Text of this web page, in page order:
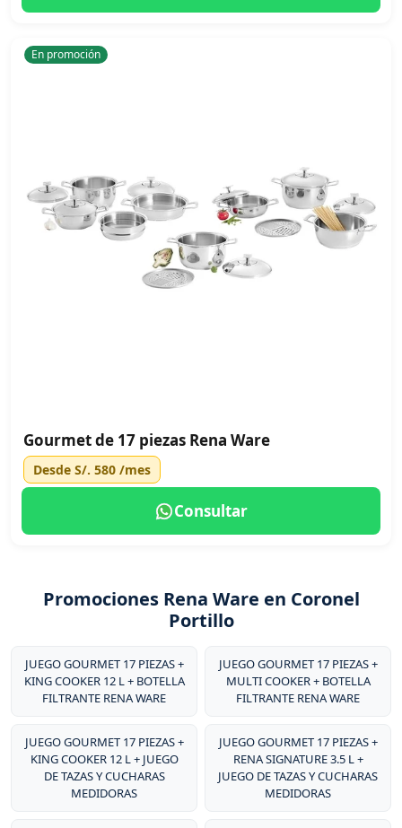
En promoción
Gourmet de 17 piezas Rena Ware
Desde S/. 580 /mes
Consultar
Promociones Rena Ware en Coronel
Portillo
JUEGO GOURMET 17 PIEZAS +
KING COOKER 12 L + BOTELLA
FILTRANTE RENA WARE
JUEGO GOURMET 17 PIEZAS +
MULTI COOKER + BOTELLA
FILTRANTE RENA WARE
JUEGO GOURMET 17 PIEZAS +
KING COOKER 12 L + JUEGO
DE TAZAS Y CUCHARAS
MEDIDORAS
JUEGO GOURMET 17 PIEZAS +
RENA SIGNATURE 3.5 L +
JUEGO DE TAZAS Y CUCHARAS
MEDIDORAS